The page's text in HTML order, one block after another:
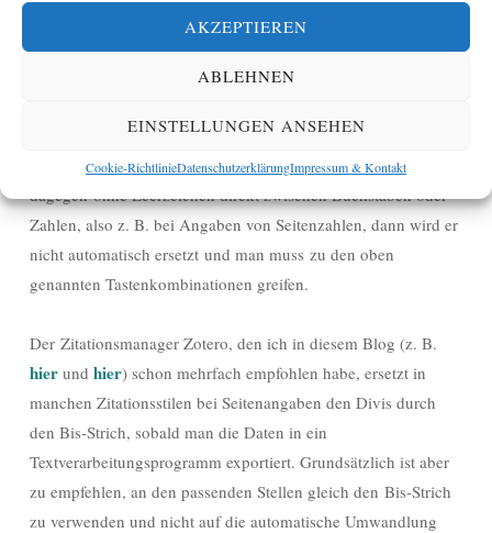
AKZEPTIEREN
ABLEHNEN
EINSTELLUNGEN ANSEHEN
Cookie-RichtlinieDatenschutzerklärungImpressum & Kontakt
der Divis automatisch durch den Halbgeviertstrich ersetzt,
wenn er zwischen zwei Leerzeichen steht. Steht er
dagegen ohne Leerzeichen direkt zwischen Buchstaben oder
Zahlen, also z. B. bei Angaben von Seitenzahlen, dann wird er
nicht automatisch ersetzt und man muss zu den oben
genannten Tastenkombinationen greifen.
Der Zitationsmanager Zotero, den ich in diesem Blog (z. B.
hier und hier) schon mehrfach empfohlen habe, ersetzt in
manchen Zitationsstilen bei Seitenangaben den Divis durch
den Bis-Strich, sobald man die Daten in ein
Textverarbeitungsprogramm exportiert. Grundsätzlich ist aber
zu empfehlen, an den passenden Stellen gleich den Bis-Strich
zu verwenden und nicht auf die automatische Umwandlung